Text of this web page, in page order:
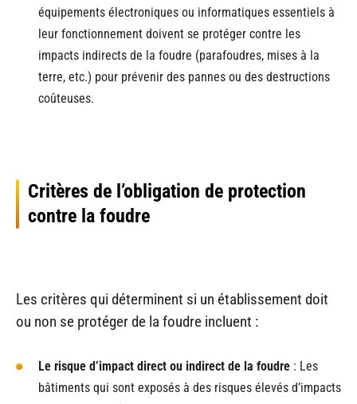
équipements électroniques ou informatiques essentiels à
leur fonctionnement doivent se protéger contre les
impacts indirects de la foudre (parafoudres, mises à la
terre, etc.) pour prévenir des pannes ou des destructions
coûteuses.
Critères de l’obligation de protection
contre la foudre
Les critères qui déterminent si un établissement doit
ou non se protéger de la foudre incluent :
Le risque d’impact direct ou indirect de la foudre : Les
bâtiments qui sont exposés à des risques élevés d’impacts